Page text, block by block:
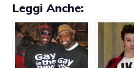
Leggi Anche: